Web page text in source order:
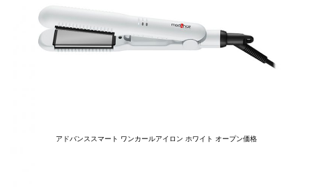
アドバンススマート ワンカールアイロン ホワイト オープン価格